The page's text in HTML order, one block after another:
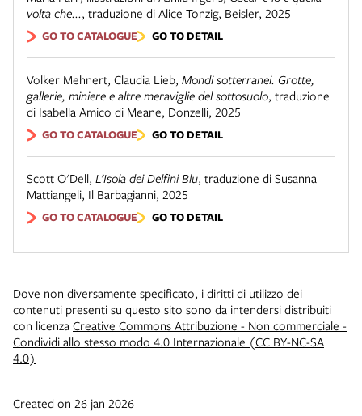
volta che..., traduzione di Alice Tonzig, Beisler, 2025
GO TO CATALOGUE GO TO DETAIL
Volker Mehnert, Claudia Lieb, Mondi sotterranei. Grotte,
gallerie, miniere e altre meraviglie del sottosuolo, traduzione
di Isabella Amico di Meane, Donzelli, 2025
GO TO CATALOGUE GO TO DETAIL
Scott O'Dell, L’Isola dei Delfini Blu, traduzione di Susanna
Mattiangeli, Il Barbagianni, 2025
GO TO CATALOGUE GO TO DETAIL
Dove non diversamente specificato, i diritti di utilizzo dei
contenuti presenti su questo sito sono da intendersi distribuiti
con licenza Creative Commons Attribuzione - Non commerciale -
Condividi allo stesso modo 4.0 Internazionale (CC BY-NC-SA
4.0)
Created on 26 jan 2026